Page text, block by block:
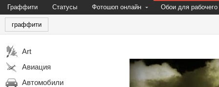
Граффити Статусы Фотошоп онлайн Обои для рабочего
граффити
Art
Авиация
Автомобили